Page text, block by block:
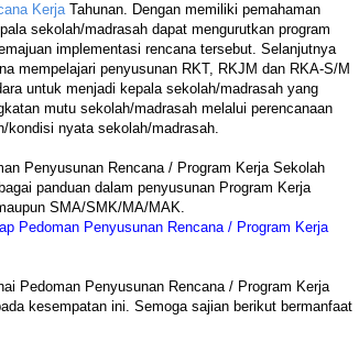
KerjaTahunan. Dengan memiliki pemahaman
sekolah/madrasah dapat mengurutkan program
implementasi rencana tersebut. Selanjutnya
mempelajari penyusunan RKT, RKJM dan RKA-S/M
untuk menjadi kepala sekolah/madrasah yang
mutu sekolah/madrasah melalui perencanaan
kondisi nyata sekolah/madrasah.
Penyusunan Rencana / Program Kerja Sekolah
panduan dalam penyusunan Program Kerja
SMA/SMK/MA/MAK.
Pedoman Penyusunan Rencana / Program Kerja
Pedoman Penyusunan Rencana / Program Kerja
kesempatan ini. Semoga sajian berikut bermanfaat